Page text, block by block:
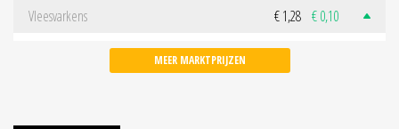
Vleesvarkens
€ 1,28 € 0,10
MEER MARKTPRIJZEN